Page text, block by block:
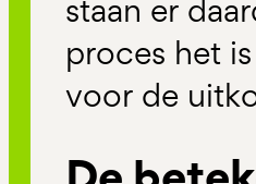
staan er
proces het
voor de